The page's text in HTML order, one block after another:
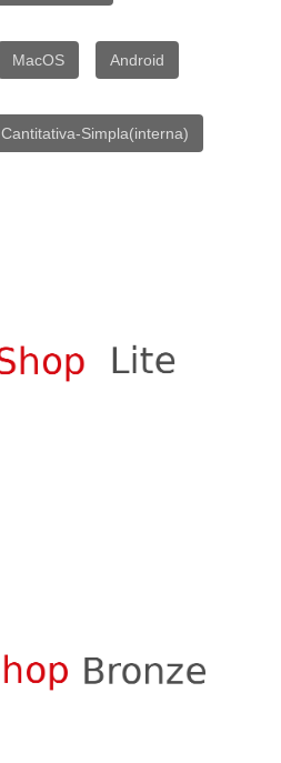
MacOS Android
Cantitativa-Simpla(interna)